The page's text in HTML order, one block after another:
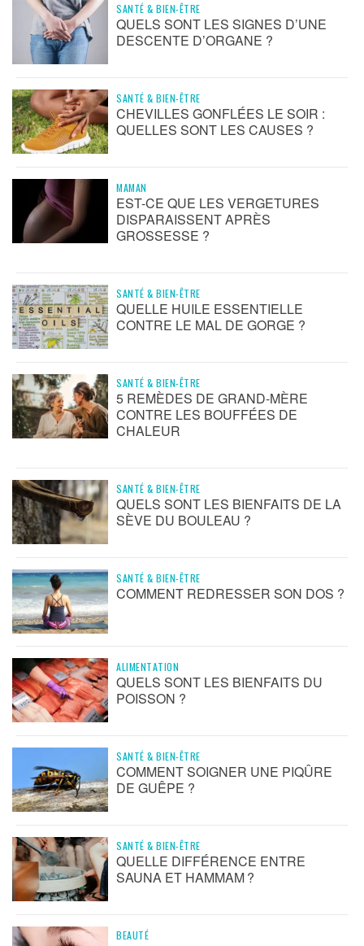
SANTÉ & BIEN-ÊTRE
QUELS SONT LES SIGNES D’UNE
DESCENTE D’ORGANE ?
SANTÉ & BIEN-ÊTRE
CHEVILLES GONFLÉES LE SOIR :
QUELLES SONT LES CAUSES ?
MAMAN
EST-CE QUE LES VERGETURES
DISPARAISSENT APRÈS
GROSSESSE ?
SANTÉ & BIEN-ÊTRE
QUELLE HUILE ESSENTIELLE
CONTRE LE MAL DE GORGE ?
SANTÉ & BIEN-ÊTRE
5 REMÈDES DE GRAND-MÈRE
CONTRE LES BOUFFÉES DE
CHALEUR
SANTÉ & BIEN-ÊTRE
QUELS SONT LES BIENFAITS DE LA
SÈVE DU BOULEAU ?
SANTÉ & BIEN-ÊTRE
COMMENT REDRESSER SON DOS ?
ALIMENTATION
QUELS SONT LES BIENFAITS DU
POISSON ?
SANTÉ & BIEN-ÊTRE
COMMENT SOIGNER UNE PIQÛRE
DE GUÊPE ?
SANTÉ & BIEN-ÊTRE
QUELLE DIFFÉRENCE ENTRE
SAUNA ET HAMMAM ?
BEAUTÉ